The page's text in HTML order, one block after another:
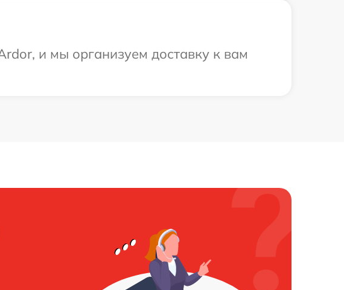
и мы организуем доставку к вам